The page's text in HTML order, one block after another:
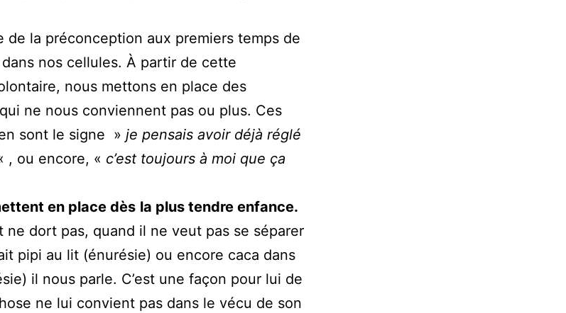
de la préconception aux premiers temps de
nos cellules. À partir de cette
nous mettons en place des
ne nous conviennent pas ou plus. Ces
sont le signe » je pensais avoir déjà réglé
, ou encore, « c’est toujours à moi que ça
en place dès la plus tendre enfance.
ne dort pas, quand il ne veut pas se séparer
pipi au lit (énurésie) ou encore caca dans
il nous parle. C’est une façon pour lui de
ne lui convient pas dans le vécu de son